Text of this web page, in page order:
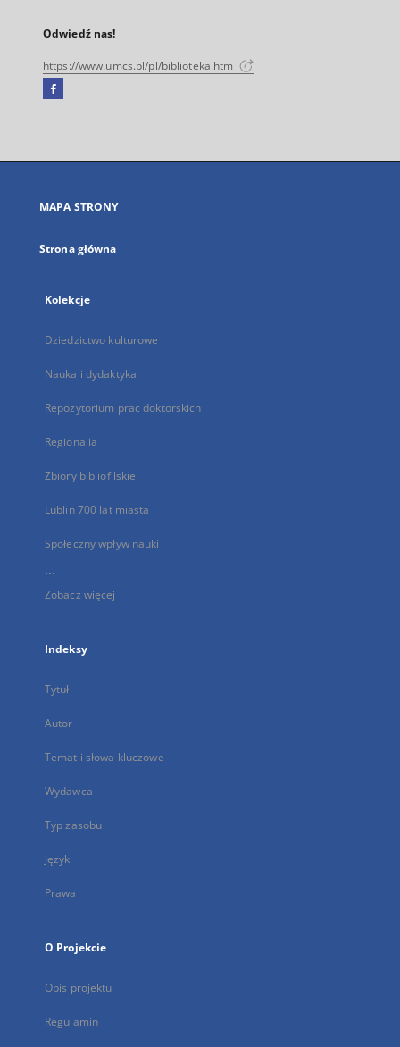
Odwiedź nas!
https://www.umcs.pl/pl/biblioteka.htm
Facebook
się
karcie
MAPA STRONY
Strona główna
Kolekcje
Dziedzictwo kulturowe
Nauka i dydaktyka
Repozytorium prac doktorskich
Regionalia
Zbiory bibliofilskie
Lublin 700 lat miasta
Społeczny wpływ nauki
...
Zobacz więcej
Indeksy
Tytuł
Autor
Temat i słowa kluczowe
Wydawca
Typ zasobu
Język
Prawa
O Projekcie
Opis projektu
Regulamin